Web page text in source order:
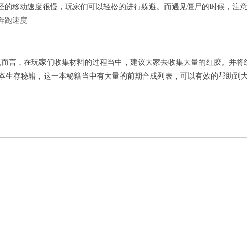
移动速度很慢，玩家们可以轻松的进行躲避。而遇见僵尸的时候，注
跑速度
言，在玩家们收集材料的过程当中，建议大家去收集大量的红胶。并将
存秘籍，这一本秘籍当中有大量的前期合成列表，可以有效的帮助到